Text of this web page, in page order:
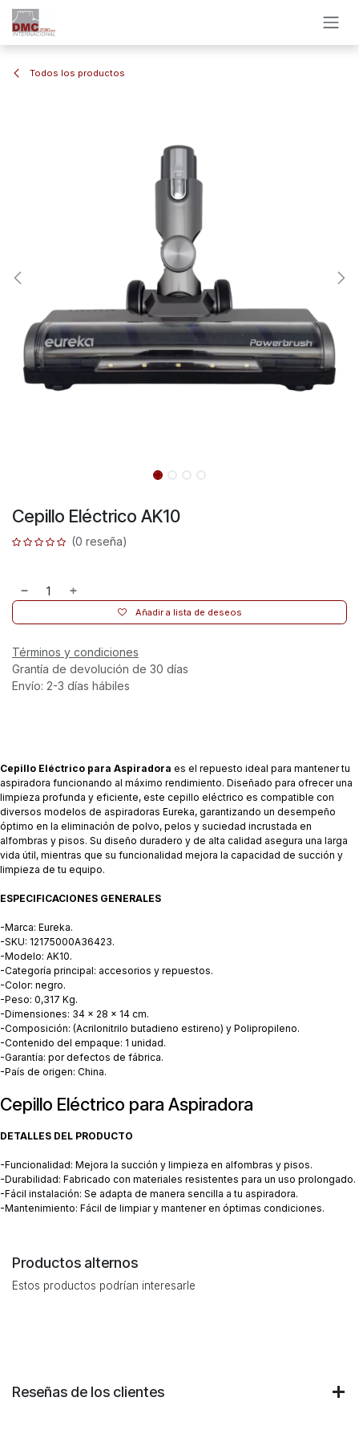
Todos los productos
Cepillo Eléctrico AK10
(0 reseña)
Añadir a lista de deseos
Términos y condiciones
Grantía de devolución de 30 días
Envío: 2-3 días hábiles
Cepillo Eléctrico para Aspiradora es el repuesto ideal para mantener tu
aspiradora funcionando al máximo rendimiento. Diseñado para ofrecer una
limpieza profunda y eficiente, este cepillo eléctrico es compatible con
diversos modelos de aspiradoras Eureka, garantizando un desempeño
óptimo en la eliminación de polvo, pelos y suciedad incrustada en
alfombras y pisos. Su diseño duradero y de alta calidad asegura una larga
vida útil, mientras que su funcionalidad mejora la capacidad de succión y
limpieza de tu equipo.
ESPECIFICACIONES GENERALES
-Marca: Eureka.
-SKU: 12175000A36423.
-Modelo: AK10.
-Categoría principal: accesorios y repuestos.
-Color: negro.
-Peso: 0,317 Kg.
-Dimensiones: 34 x 28 x 14 cm.
-Composición: (Acrilonitrilo butadieno estireno) y Polipropileno.
-Contenido del empaque: 1 unidad.
-Garantía: por defectos de fábrica.
-País de origen: China.
Cepillo Eléctrico para Aspiradora
DETALLES DEL PRODUCTO
-Funcionalidad: Mejora la succión y limpieza en alfombras y pisos.
-Durabilidad: Fabricado con materiales resistentes para un uso prolongado.
-Fácil instalación: Se adapta de manera sencilla a tu aspiradora.
-Mantenimiento: Fácil de limpiar y mantener en óptimas condiciones.
Productos alternos
Estos productos podrían interesarle
Reseñas de los clientes